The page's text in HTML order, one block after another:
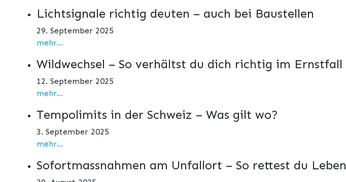
Lichtsignale richtig deuten – auch bei Baustellen
29. September 2025
mehr...
Wildwechsel – So verhältst du dich richtig im Ernstfall
12. September 2025
mehr...
Tempolimits in der Schweiz – Was gilt wo?
3. September 2025
mehr...
Sofortmassnahmen am Unfallort – So rettest du Leben